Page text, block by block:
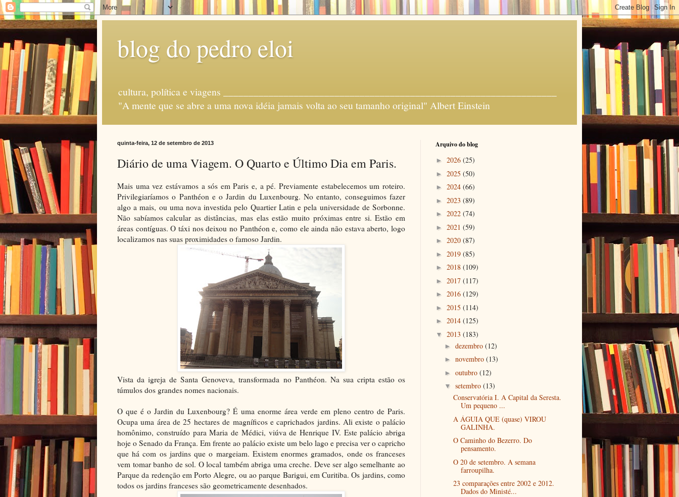
blog do pedro eloi
cultura, política e viagens __________________________________________________________________
"A mente que se abre a uma nova idéia jamais volta ao seu tamanho original" Albert Einstein
quinta-feira, 12 de setembro de 2013
Diário de uma Viagem. O Quarto e Último Dia em Paris.
Mais uma vez estávamos a sós em Paris e, a pé. Previamente estabelecemos um roteiro.
Privilegiaríamos o Panthéon e o Jardin du Luxenbourg. No entanto, conseguimos fazer
algo a mais, ou uma nova investida pelo Quartier Latin e pela universidade de Sorbonne.
Não sabíamos calcular as distâncias, mas elas estão muito próximas entre si. Estão em
áreas contíguas. O táxi nos deixou no Panthéon e, como ele ainda não estava aberto, logo
localizamos nas suas proximidades o famoso Jardin.
Vista da igreja de Santa Genoveva, transformada no Panthéon. Na sua cripta estão os
túmulos dos grandes nomes nacionais.
O que é o Jardin du Luxenbourg? É uma enorme área verde em pleno centro de Paris.
Ocupa uma área de 25 hectares de magníficos e caprichados jardins. Ali existe o palácio
homônimo, construído para Maria de Médici, viúva de Henrique IV. Este palácio abriga
hoje o Senado da França. Em frente ao palácio existe um belo lago e precisa ver o capricho
que há com os jardins que o margeiam. Existem enormes gramados, onde os franceses
vem tomar banho de sol. O local também abriga uma creche. Deve ser algo semelhante ao
Parque da redenção em Porto Alegre, ou ao parque Barigui, em Curitiba. Os jardins, como
todos os jardins franceses são geometricamente desenhados.
Arquivo do blog
► 2026 (25)
► 2025 (50)
► 2024 (66)
► 2023 (89)
► 2022 (74)
► 2021 (59)
► 2020 (87)
► 2019 (85)
► 2018 (109)
► 2017 (117)
► 2016 (129)
► 2015 (114)
► 2014 (125)
▼ 2013 (183)
► dezembro (12)
► novembro (13)
► outubro (12)
▼ setembro (13)
Conservatória I. A Capital da Seresta.
Um pequeno ...
A ÁGUIA QUE (quase) VIROU
GALINHA.
O Caminho do Bezerro. Do
pensamento.
O 20 de setembro. A semana
farroupilha.
23 comparações entre 2002 e 2012.
Dados do Ministé...